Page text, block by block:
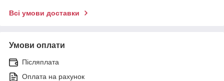
Всі умови доставки
Умови оплати
Післяплата
Оплата на рахунок